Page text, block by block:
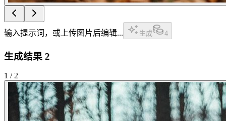
输入提示词，或上传图片后编辑... 生成 4
生成结果 2
1 /2